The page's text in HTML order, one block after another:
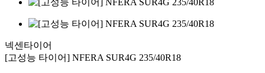
넥센타이어
[고성능 타이어] NFERA SUR4G 235/40R18